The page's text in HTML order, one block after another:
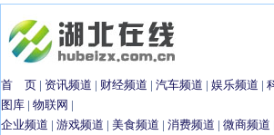
首 页 | 资讯频道 | 财经频道 | 汽车频道 | 娱乐频道 |
图库 | 物联网 |
企业频道 | 游戏频道 | 美食频道 | 消费频道 | 微商频道